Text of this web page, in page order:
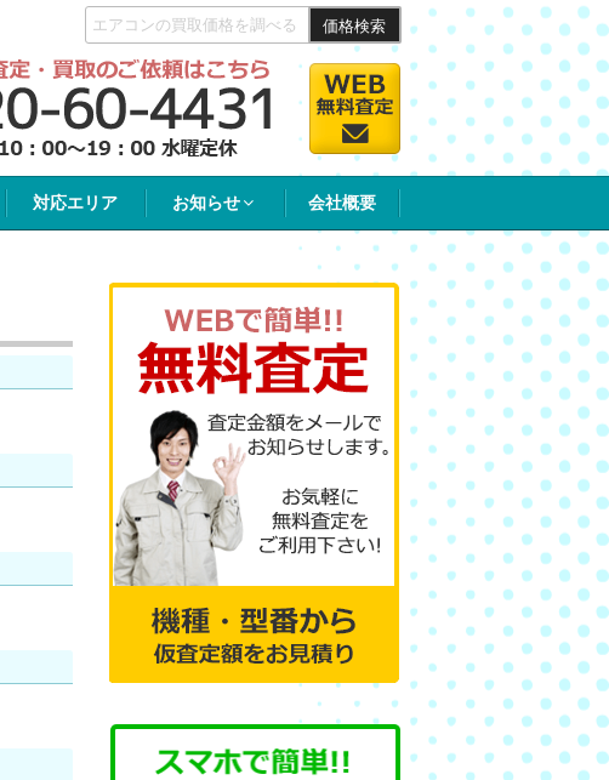
価格検索
対応エリア お知らせ 会社概要